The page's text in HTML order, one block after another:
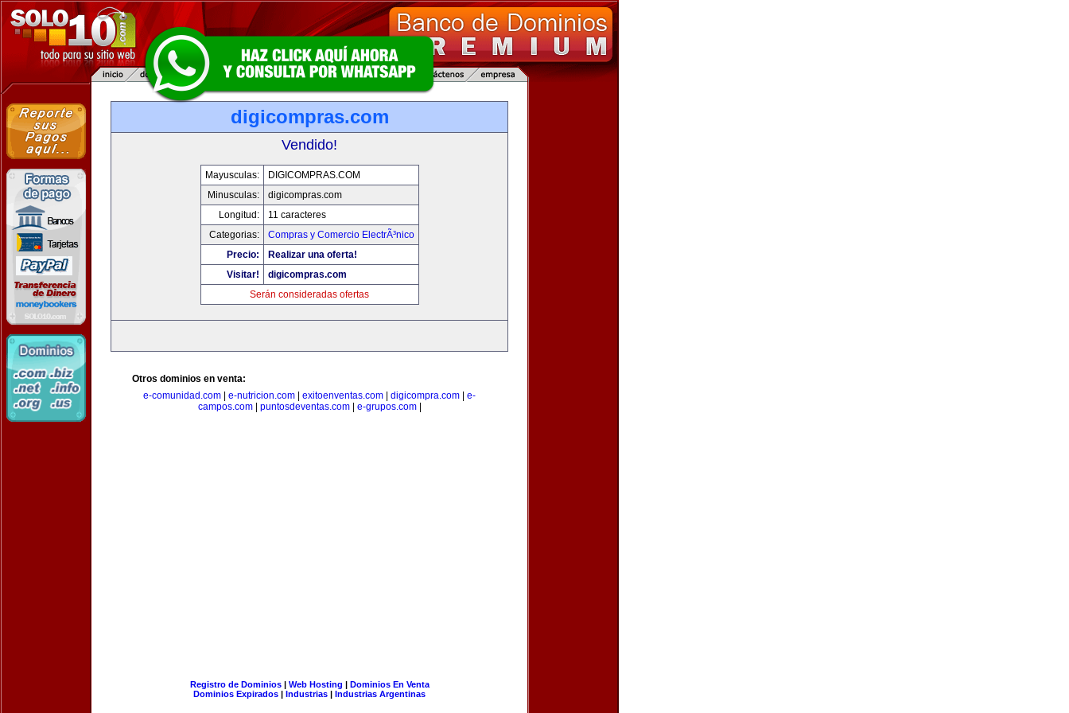
digicompras.com
Vendido!
Mayusculas:
DIGICOMPRAS.COM
Minusculas:
digicompras.com
Longitud:
11 caracteres
Categorias:
Compras y Comercio ElectrÃ³nico
Precio:
Realizar una oferta!
Visitar!
digicompras.com
Serán consideradas ofertas
Otros dominios en venta:
e-comunidad.com
e-nutricion.com exitoenventas.com digicompra.com
e-
campos.com| puntosdeventas.com| e-grupos.com|
Registro de Dominios| Web Hosting | Dominios En Venta
Dominios Expirados | Industrias | Industrias Argentinas